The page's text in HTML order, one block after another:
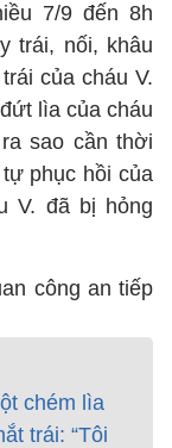
7/9 đến 8h
trái, nối, khâu
của cháu V.
lìa của cháu
sao cần thời
phục hồi của
V. đã bị hỏng
công an tiếp
chém lìa
trái: “Tôi